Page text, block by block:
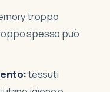
troppo
spesso può
tessuti